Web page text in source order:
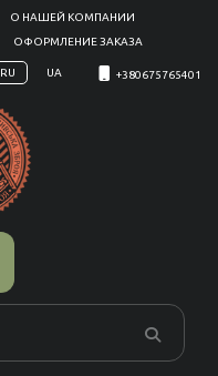
О НАШЕЙ КОМПАНИИ
ОФОРМЛЕНИЕ ЗАКАЗА
RU UA +380675765401